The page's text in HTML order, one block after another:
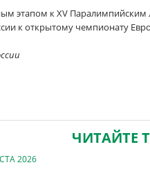
этапом к XV
к открытому чемпионату
ЧИТАЙТЕ
2026